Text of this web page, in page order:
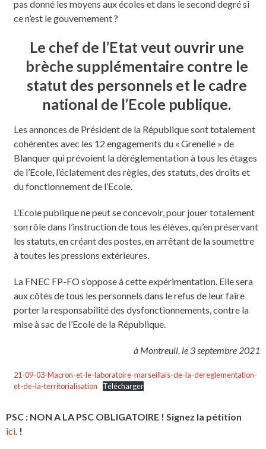
pas donné les moyens aux écoles et dans le second degré si
ce n’est le gouvernement ?
Le chef de l’Etat veut ouvrir une
brèche supplémentaire contre le
statut des personnels et le cadre
national de l’Ecole publique.
Les annonces de Président de la République sont totalement
cohérentes avec les 12 engagements du « Grenelle » de
Blanquer qui prévoient la déréglementation à tous les étages
de l’Ecole, l’éclatement des règles, des statuts, des droits et
du fonctionnement de l’Ecole.
L’Ecole publique ne peut se concevoir, pour jouer totalement
son rôle dans l’instruction de tous les élèves, qu’en préservant
les statuts, en créant des postes, en arrêtant de la soumettre
à toutes les pressions extérieures.
La FNEC FP-FO s’oppose à cette expérimentation. Elle sera
aux côtés de tous les personnels dans le refus de leur faire
porter la responsabilité des dysfonctionnements, contre la
mise à sac de l’Ecole de la République.
à Montreuil, le 3 septembre 2021
21-09-03-Macron-et-le-laboratoire-marseillais-de-la-dereglementation-
et-de-la-territorialisation
Télécharger
PSC : NON A LA PSC OBLIGATOIRE ! Signez la pétition
ici. !